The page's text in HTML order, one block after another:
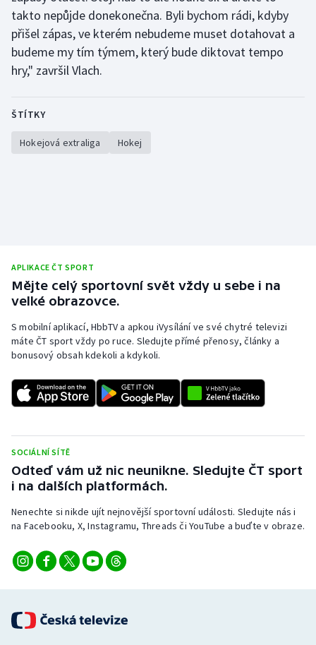
takto nepůjde donekonečna. Byli bychom rádi, kdyby
přišel zápas, ve kterém nebudeme muset dotahovat a
budeme my tím týmem, který bude diktovat tempo
hry," završil Vlach.
ŠTÍTKY
Hokejová extraliga Hokej
APLIKACE ČT SPORT
Mějte celý sportovní svět vždy u sebe i na
velké obrazovce.
S mobilní aplikací, HbbTV a apkou iVysílání ve své chytré televizi
máte ČT sport vždy po ruce. Sledujte přímé přenosy, články a
bonusový obsah kdekoli a kdykoli.
SOCIÁLNÍ SÍTĚ
Odteď vám už nic neunikne. Sledujte ČT sport
i na dalších platformách.
Nenechte si nikde ujít nejnovější sportovní události. Sledujte nás i
na Facebooku, X, Instagramu, Threads či YouTube a buďte v obraze.